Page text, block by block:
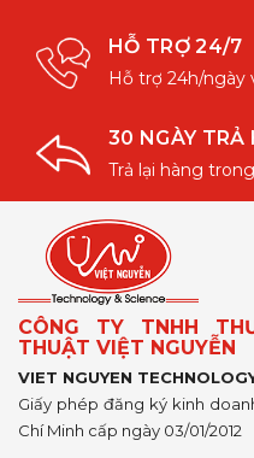
HỖ TRỢ 24/7
Hỗ trợ 24h/ngày
30 NGÀY TRẢ
Trả lại hàng
CÔNG TY TNHH
THUẬT VIỆT NGUYỄN
VIET NGUYEN
Giấy phép đăng ký kinh
Chí Minh cấp ngày 03/01/2012